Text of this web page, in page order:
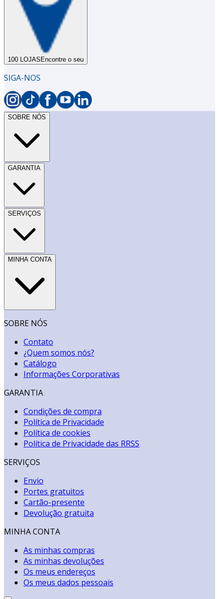
100 LOJAS Encontre o seu
SIGA-NOS
SOBRE NÓS
GARANTIA
SERVIÇOS
MINHA CONTA
SOBRE NÓS
Contato
¿Quem somos nós?
Catálogo
Informações Corporativas
GARANTIA
Condições de compra
Política de Privacidade
Política de cookies
Política de Privacidade das RRSS
SERVIÇOS
Envio
Portes gratuitos
Cartão-presente
Devolução gratuita
MINHA CONTA
As minhas compras
As minhas devoluções
Os meus endereços
Os meus dados pessoais